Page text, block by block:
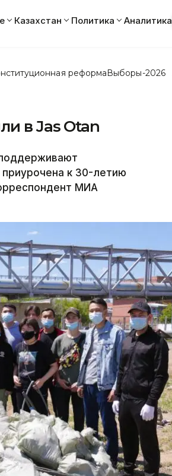
Казахстан Политика Аналитика
реформаВыборы-2026
в Jas Otan
к 30-летию
МИА